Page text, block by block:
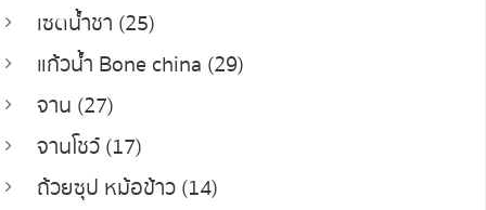
เซตน้ำชา (25)
แก้วน้ำ Bone china (29)
จาน (27)
จานโชว์ (17)
ถ้วยซุป หม้อข้าว (14)